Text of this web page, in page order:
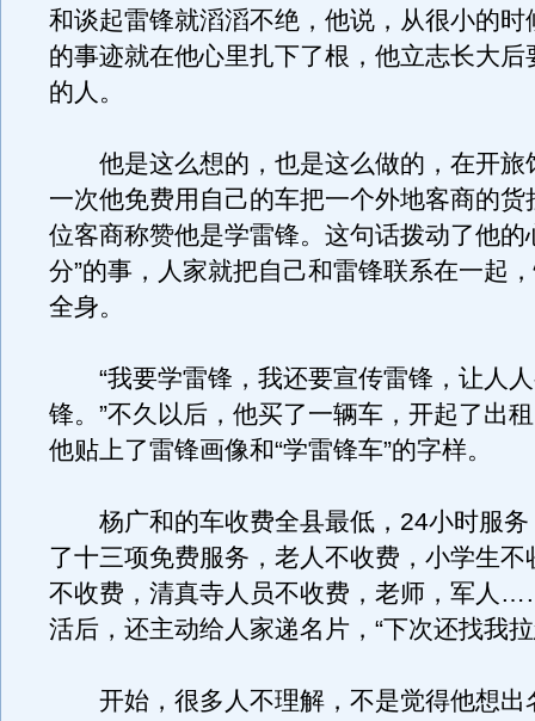
和谈起雷锋就滔滔不绝，他说，从很小的时
的事迹就在他心里扎下了根，他立志长大后
的人。
他是这么想的，也是这么做的，在开旅
一次他免费用自己的车把一个外地客商的货
位客商称赞他是学雷锋。这句话拨动了他的
分”的事，人家就把自己和雷锋联系在一起
全身。
“我要学雷锋，我还要宣传雷锋，让人
锋。”不久以后，他买了一辆车，开起了出
他贴上了雷锋画像和“学雷锋车”的字样。
杨广和的车收费全县最低，24小时服务
了十三项免费服务，老人不收费，小学生不
不收费，清真寺人员不收费，老师，军人
活后，还主动给人家递名片，“下次还找我
开始，很多人不理解，不是觉得他想出